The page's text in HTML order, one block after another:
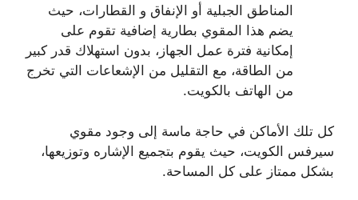
المناطق الجبلية أو الإنفاق و القطارات، حيث
يضم هذا المقوي بطارية إضافية تقوم على
إمكانية فترة عمل الجهاز، بدون استهلاك قدر كبير
من الطاقة، مع التقليل من الإشعاعات التي تخرج
من الهاتف بالكويت.
كل تلك الأماكن في حاجة ماسة إلى وجود مقوي
سيرفس الكويت، حيث يقوم بتجميع الإشاره وتوزيعها،
بشكل ممتاز على كل المساحة.